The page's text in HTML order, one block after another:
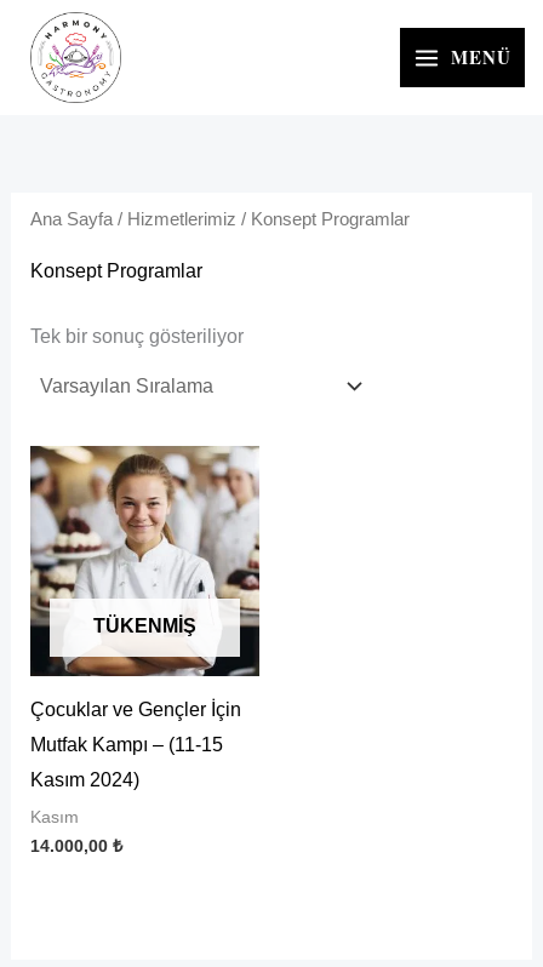
İçeriğe
MENÜ
Ana Sayfa/ Hizmetlerimiz / Konsept Programlar
Konsept Programlar
Tek bir sonuç gösteriliyor
TÜKENMIŞ
Çocuklar ve Gençler İçin
Mutfak Kampı – (11-15
Kasım 2024)
Kasım
14.000,00 ₺